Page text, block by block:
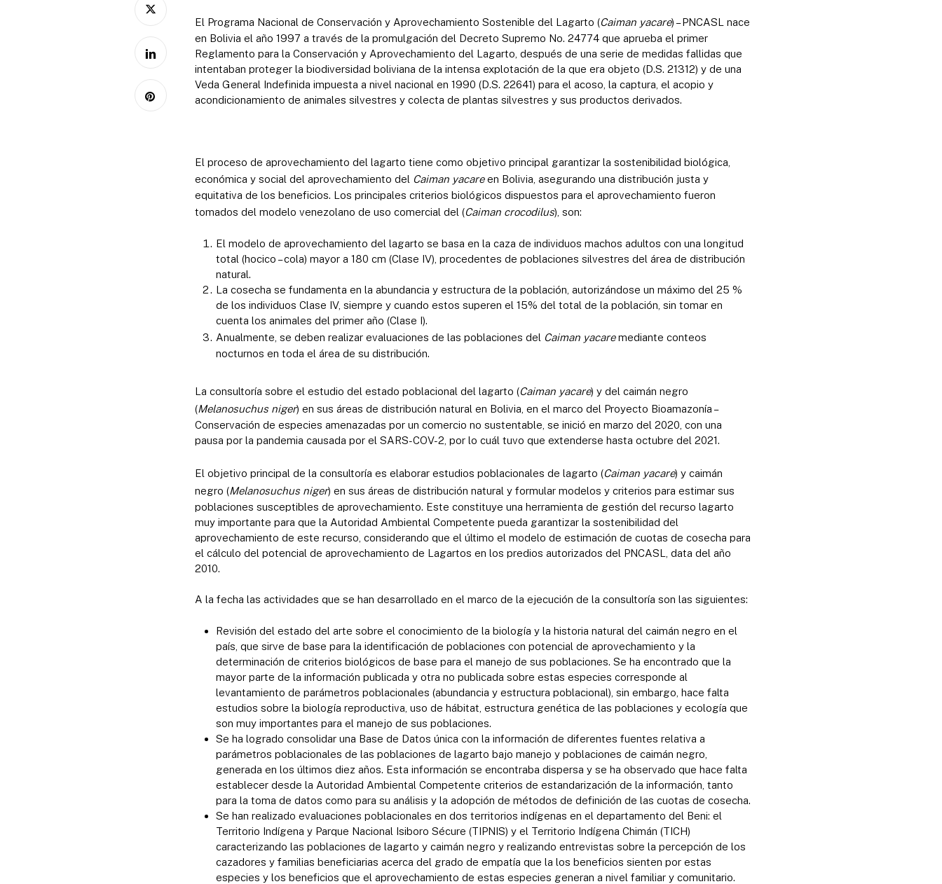
El Programa Nacional de Conservación y Aprovechamiento Sostenible del Lagarto (Caiman yacare) – PNCASL nace
en Bolivia el año 1997 a través de la promulgación del Decreto Supremo No. 24774 que aprueba el primer
Reglamento para la Conservación y Aprovechamiento del Lagarto, después de una serie de medidas fallidas que
intentaban proteger la biodiversidad boliviana de la intensa explotación de la que era objeto (D.S. 21312) y de una
Veda General Indefinida impuesta a nivel nacional en 1990 (D.S. 22641) para el acoso, la captura, el acopio y
acondicionamiento de animales silvestres y colecta de plantas silvestres y sus productos derivados.
El proceso de aprovechamiento del lagarto tiene como objetivo principal garantizar la sostenibilidad biológica,
económica y social del aprovechamiento del Caiman yacareen Bolivia, asegurando una distribución justa y
equitativa de los beneficios. Los principales criterios biológicos dispuestos para el aprovechamiento fueron
tomados del modelo venezolano de uso comercial del (Caiman crocodilus), son:
El modelo de aprovechamiento del lagarto se basa en la caza de individuos machos adultos con una longitud
total (hocico – cola) mayor a 180 cm (Clase IV), procedentes de poblaciones silvestres del área de distribución
natural.
La cosecha se fundamenta en la abundancia y estructura de la población, autorizándose un máximo del 25 %
de los individuos Clase IV, siempre y cuando estos superen el 15% del total de la población, sin tomar en
cuenta los animales del primer año (Clase I).
Anualmente, se deben realizar evaluaciones de las poblaciones del Caiman yacaremediante conteos
nocturnos en toda el área de su distribución.
La consultoría sobre el estudio del estado poblacional del lagarto (Caiman yacare) y del caimán negro
(Melanosuchus niger) en sus áreas de distribución natural en Bolivia, en el marco del Proyecto Bioamazonía –
Conservación de especies amenazadas por un comercio no sustentable, se inició en marzo del 2020, con una
pausa por la pandemia causada por el SARS-COV-2, por lo cuál tuvo que extenderse hasta octubre del 2021.
El objetivo principal de la consultoría es elaborar estudios poblacionales de lagarto (Caiman yacare) y caimán
negro (Melanosuchus niger) en sus áreas de distribución natural y formular modelos y criterios para estimar sus
poblaciones susceptibles de aprovechamiento. Este constituye una herramienta de gestión del recurso lagarto
muy importante para que la Autoridad Ambiental Competente pueda garantizar la sostenibilidad del
aprovechamiento de este recurso, considerando que el último el modelo de estimación de cuotas de cosecha para
el cálculo del potencial de aprovechamiento de Lagartos en los predios autorizados del PNCASL, data del año
2010.
A la fecha las actividades que se han desarrollado en el marco de la ejecución de la consultoría son las siguientes:
Revisión del estado del arte sobre el conocimiento de la biología y la historia natural del caimán negro en el
país, que sirve de base para la identificación de poblaciones con potencial de aprovechamiento y la
determinación de criterios biológicos de base para el manejo de sus poblaciones. Se ha encontrado que la
mayor parte de la información publicada y otra no publicada sobre estas especies corresponde al
levantamiento de parámetros poblacionales (abundancia y estructura poblacional), sin embargo, hace falta
estudios sobre la biología reproductiva, uso de hábitat, estructura genética de las poblaciones y ecología que
son muy importantes para el manejo de sus poblaciones.
Se ha logrado consolidar una Base de Datos única con la información de diferentes fuentes relativa a
parámetros poblacionales de las poblaciones de lagarto bajo manejo y poblaciones de caimán negro,
generada en los últimos diez años. Esta información se encontraba dispersa y se ha observado que hace falta
establecer desde la Autoridad Ambiental Competente criterios de estandarización de la información, tanto
para la toma de datos como para su análisis y la adopción de métodos de definición de las cuotas de cosecha.
Se han realizado evaluaciones poblacionales en dos territorios indígenas en el departamento del Beni: el
Territorio Indígena y Parque Nacional Isiboro Sécure (TIPNIS) y el Territorio Indígena Chimán (TICH)
caracterizando las poblaciones de lagarto y caimán negro y realizando entrevistas sobre la percepción de los
cazadores y familias beneficiarias acerca del grado de empatía que la los beneficios sienten por estas
especies y los beneficios que el aprovechamiento de estas especies generan a nivel familiar y comunitario.